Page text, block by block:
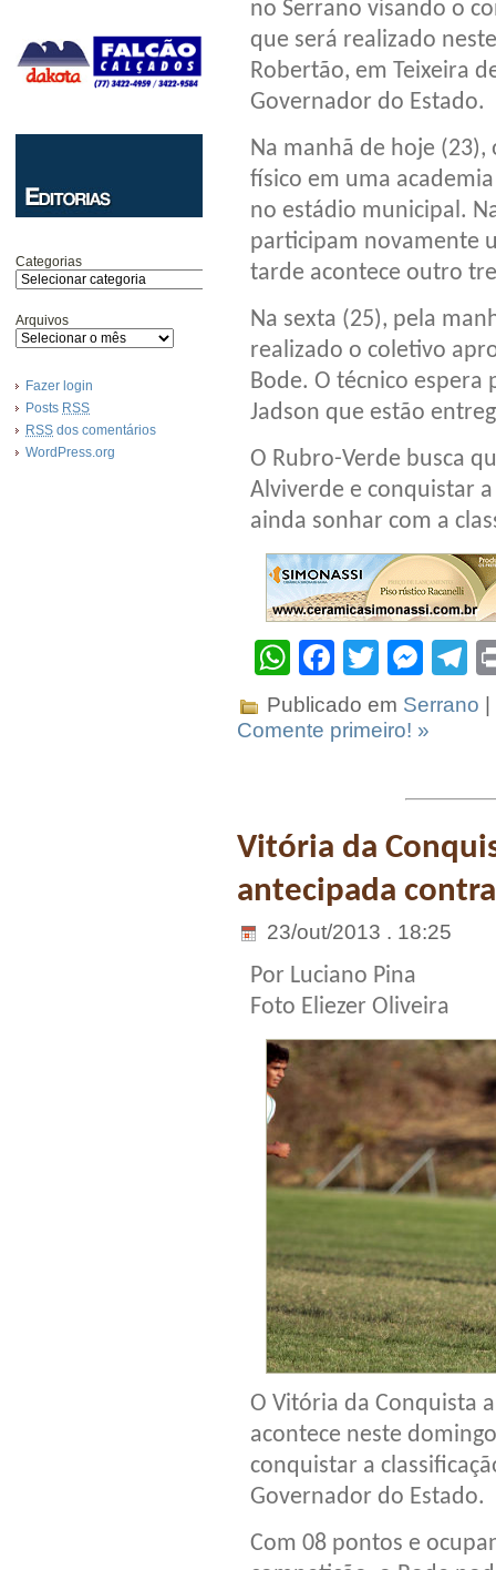
Categorias
Arquivos
Fazer login
Posts RSS
RSS dos comentários
WordPress.org
no Serrano visando o
que será realizado
Robertão, em Teixeira
Governador do Estado.
Na manhã de hoje
físico em uma
no estádio municipal.
participam novamente
tarde acontece outro
Na sexta (25), pela
realizado o coletivo
Bode. O técnico espera
Jadson que estão
O Rubro-Verde busca
Alviverde e conquistar
ainda sonhar com a
WhatsApp
Facebook
Twitter
Publicado em Serrano
Comente primeiro! »
Vitória da
antecipada
23/out/2013 . 18:25
Por Luciano Pina
Foto Eliezer Oliveira
O Vitória da Conquista
acontece neste
conquistar a
Governador do Estado.
Com 08 pontos e